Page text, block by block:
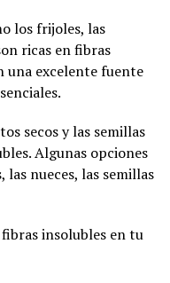
los frijoles, las
ricas en fibras
una excelente fuente
secos y las semillas
Algunas opciones
nueces, las semillas
insolubles en tu